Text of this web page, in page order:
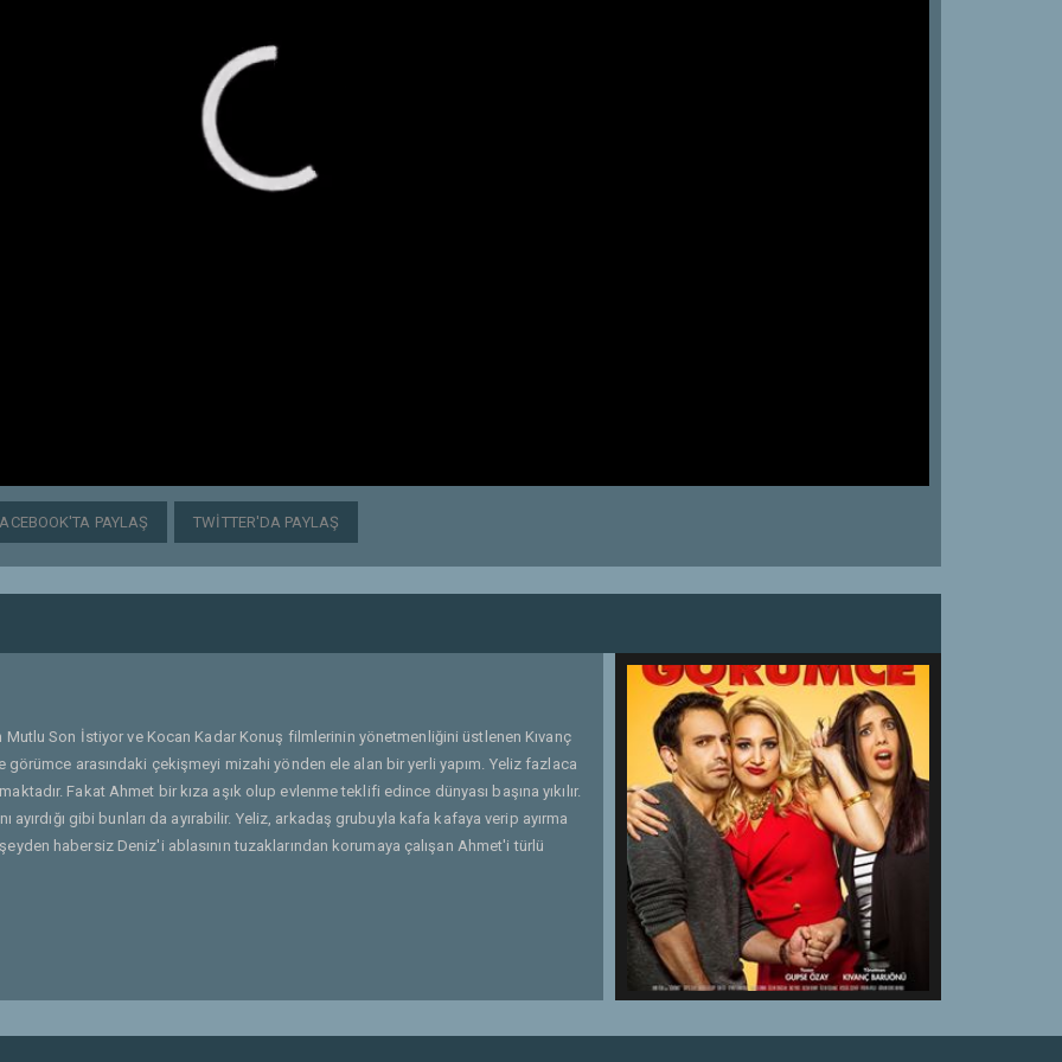
PAYLAŞ TWITTER'DA PAYLAŞ
Mutlu Son İstiyor ve Kocan Kadar Konuş filmlerinin yönetmenliğini üstlenen Kıvanç
arasındaki çekişmeyi mizahi yönden ele alan bir yerli yapım. Yeliz fazlaca
Fakat Ahmet bir kıza aşık olup evlenme teklifi edince dünyası başına yıkılır.
ayırdığı gibi bunları da ayırabilir. Yeliz, arkadaş grubuyla kafa kafaya verip ayırma
habersiz Deniz'i ablasının tuzaklarından korumaya çalışan Ahmet'i türlü